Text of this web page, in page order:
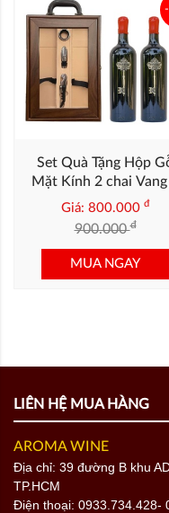
Set Quà Tặng Hộp
Mặt Kính 2 chai Vang
Segreto
Giá: 800.000 đ
900.000đ
MUA NGAY
LIÊN HỆ MUA HÀNG
AROMA WINE
Địa chỉ: 39 đường B khu
TP.HCM
Điện thoại: 0933.734.428-